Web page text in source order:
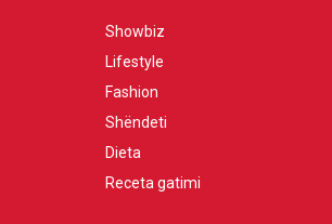
Showbiz
Lifestyle
Fashion
Shëndeti
Dieta
Receta gatimi